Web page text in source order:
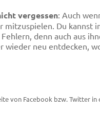
vergessen: Auch
mitzuspielen. Du kannst
denn auch aus
wieder neu entdecken,
von Facebook bzw. Twitter in